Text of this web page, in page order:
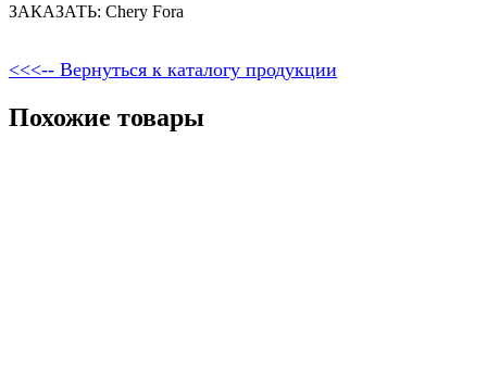
ЗАКАЗАТЬ: Chery Fora
<<<-- Вернуться к каталогу продукции
Похожие товары